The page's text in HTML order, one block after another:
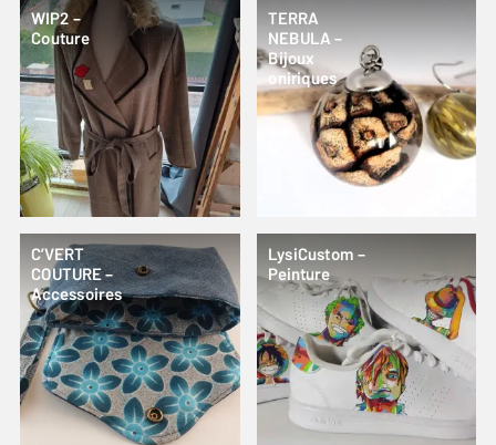
WIP2 –
Couture
TERRA
NEBULA –
Bijoux
oniriques
C’VERT
COUTURE –
Accessoires
LysiCustom –
Peinture